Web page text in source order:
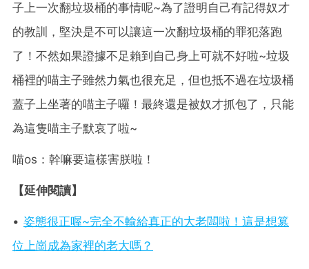
子上一次翻垃圾桶的事情呢~為了證明自己有記得奴才
的教訓，堅決是不可以讓這一次翻垃圾桶的罪犯落跑
了！不然如果證據不足賴到自己身上可就不好啦~垃圾
桶裡的喵主子雖然力氣也很充足，但也抵不過在垃圾桶
蓋子上坐著的喵主子囉！最終還是被奴才抓包了，只能
為這隻喵主子默哀了啦~
喵os：幹嘛要這樣害朕啦！
【延伸閱讀】
• 姿態很正喔~完全不輸給真正的大老闆啦！這是想篡
位上崗成為家裡的老大嗎？